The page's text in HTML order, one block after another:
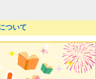
ついて